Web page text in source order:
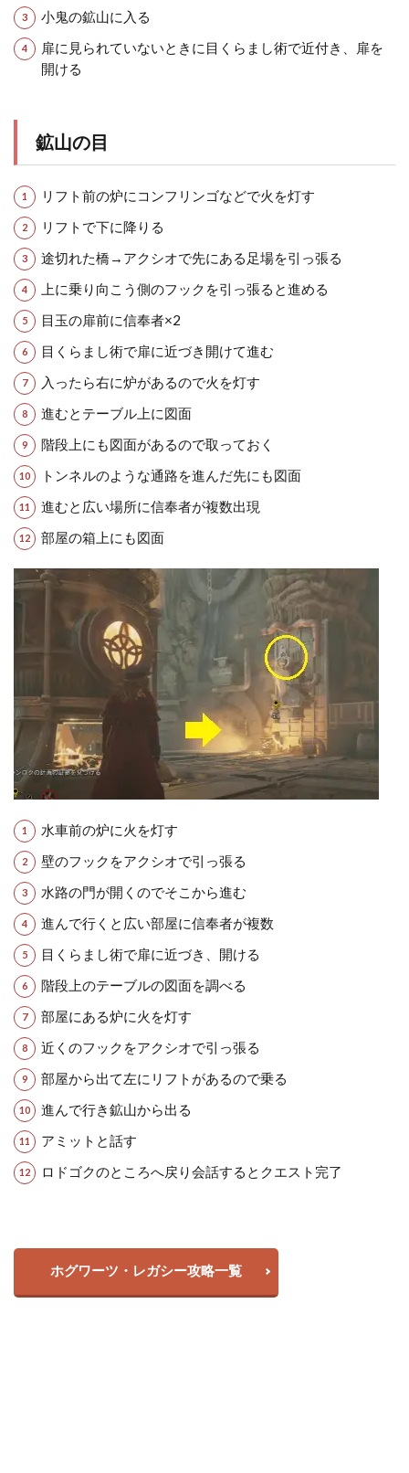
小鬼の鉱山に入る
扉に見られていないときに目くらまし術で近付き、扉を
開ける
鉱山の目
リフト前の炉にコンフリンゴなどで火を灯す
リフトで下に降りる
途切れた橋→アクシオで先にある足場を引っ張る
上に乗り向こう側のフックを引っ張ると進める
目玉の扉前に信奉者×2
目くらまし術で扉に近づき開けて進む
入ったら右に炉があるので火を灯す
進むとテーブル上に図面
階段上にも図面があるので取っておく
トンネルのような通路を進んだ先にも図面
進むと広い場所に信奉者が複数出現
部屋の箱上にも図面
水車前の炉に火を灯す
壁のフックをアクシオで引っ張る
水路の門が開くのでそこから進む
進んで行くと広い部屋に信奉者が複数
目くらまし術で扉に近づき、開ける
階段上のテーブルの図面を調べる
部屋にある炉に火を灯す
近くのフックをアクシオで引っ張る
部屋から出て左にリフトがあるので乗る
進んで行き鉱山から出る
アミットと話す
ロドゴクのところへ戻り会話するとクエスト完了
ホグワーツ・レガシー攻略一覧